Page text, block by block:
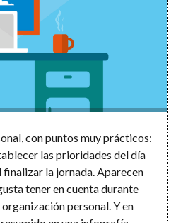
con puntos muy prácticos:
las prioridades del día
la jornada. Aparecen
tener en cuenta durante
personal. Y en